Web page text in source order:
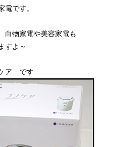
電です。
白物家電や美容家電も
すよ～
ア です